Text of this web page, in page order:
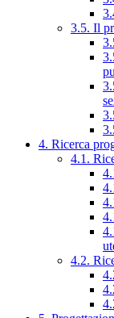
3.5. Il
4. Ricerca
4.1.
4.2.